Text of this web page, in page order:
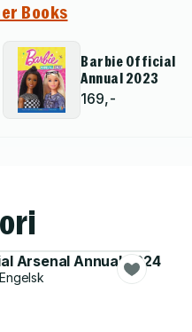
Books
Barbie Official
Annual 2023
169,-
Arsenal Annual 2024
Engelsk